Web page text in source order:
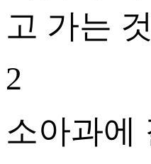
고 가는
2
소아과에